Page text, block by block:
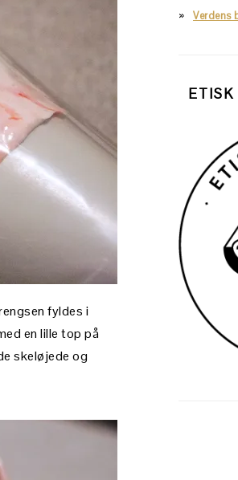
fyldes i
en lille top på
skeløjede og
Verdens
ETISK